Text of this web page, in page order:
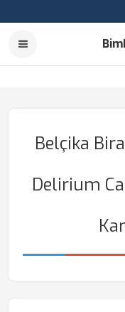
Belçika
Delirium